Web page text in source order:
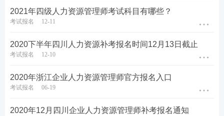
2021年四级人力资源管理师考试科目有哪些？
考试报名 12-11
2020下半年四川人力资源补考报名时间12月13日截止
考试报名 12-10
2020年浙江企业人力资源管理师官方报名入口
考试报名 06-19
2020年12月四川企业人力资源管理师补考报名通知